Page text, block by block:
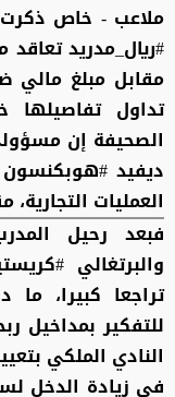
ملاعب - خاص ذكرت
#ريال_مدريد
مقابل مبلغ
تداول
الصحيفة إن
العمليات التجارية، مقابل 530
فبعد رحيل
والبرتغالي
تراجعا كبيرا، ما
للتفكير بمداخيل
النادي الملكي
في زيادة الدخل